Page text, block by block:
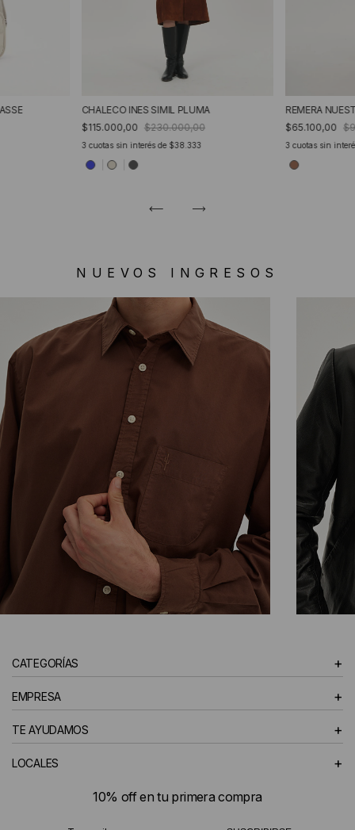
CHALECO INES SIMIL PLUMA
$115.000,00 $230.000,00
3 cuotas sin interés de $38.333
REMERA
$65.100,00
3cuotas sin
NUEVOS INGRESOS
HOMBRE
CATEGORÍAS +
EMPRESA +
TE AYUDAMOS +
LOCALES +
10% off en tu primera compra